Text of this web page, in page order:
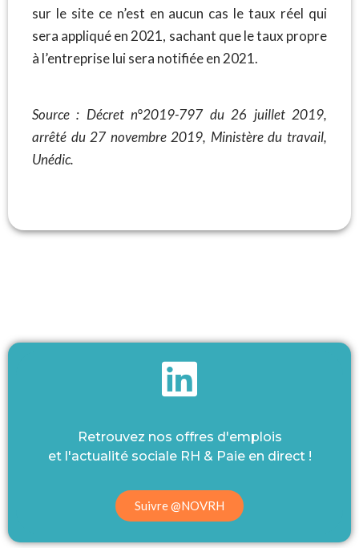
sur le site ce n’est en aucun cas le taux réel qui
sera appliqué en 2021, sachant que le taux propre
à l’entreprise lui sera notifiée en 2021.
Source : Décret n°2019-797 du 26 juillet 2019,
arrêté du 27 novembre 2019, Ministère du travail,
Unédic.
Retrouvez nos offres d'emplois
et l'actualité sociale RH & Paie en direct !
Suivre @NOVRH